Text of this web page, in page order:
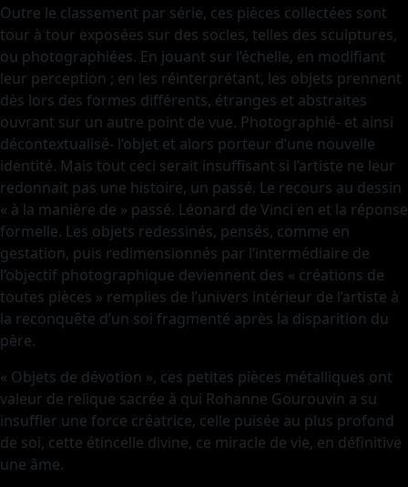
Outre le classement par série, ces pièces collectées sont
tour à tour exposées sur des socles, telles des sculptures,
ou photographiées. En jouant sur l’échelle, en modifiant
leur perception ; en les réinterprétant, les objets prennent
dès lors des formes différents, étranges et abstraites
ouvrant sur un autre point de vue. Photographié- et ainsi
décontextualisé- l’objet et alors porteur d’une nouvelle
identité. Mais tout ceci serait insuffisant si l’artiste ne leur
redonnait pas une histoire, un passé. Le recours au dessin
« à la manière de » passé. Léonard de Vinci en et la réponse
formelle. Les objets redessinés, pensés, comme en
gestation, puis redimensionnés par l’intermédiaire de
l’objectif photographique deviennent des « créations de
toutes pièces » remplies de l’univers intérieur de l’artiste à
la reconquête d’un soi fragmenté après la disparition du
père.
« Objets de dévotion », ces petites pièces métalliques ont
valeur de relique sacrée à qui Rohanne Gourouvin a su
insuffler une force créatrice, celle puisée au plus profond
de soi, cette étincelle divine, ce miracle de vie, en définitive
une âme.